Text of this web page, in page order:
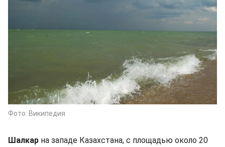
Фото: Википедия
Шалкар на западе Казахстана, с площадью около 20